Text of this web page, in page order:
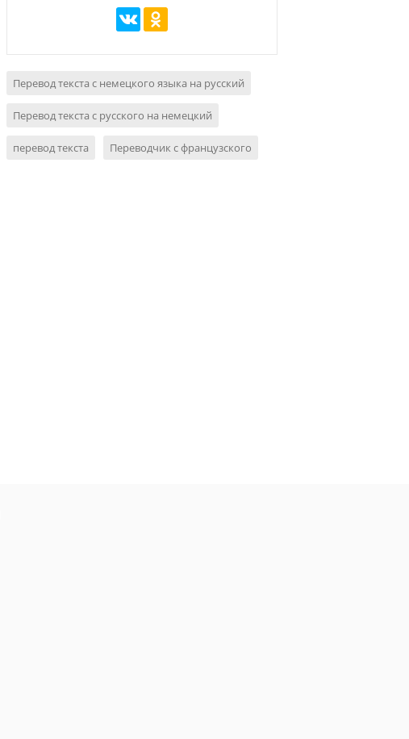
Перевод текста с немецкого языка на русский
Перевод текста с русского на немецкий
перевод текста Переводчик с французского